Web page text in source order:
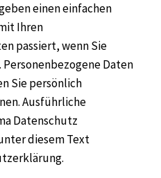
einen einfachen
Ihren
passiert, wenn Sie
Daten
Sie persönlich
Ausführliche
Datenschutz
diesem Text